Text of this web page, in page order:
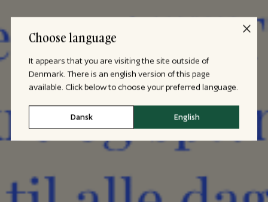
Choose language
It appears that you are visiting the site outside of
Denmark. There is an english version of this page
available. Click below to choose your preferred language.
Dansk English